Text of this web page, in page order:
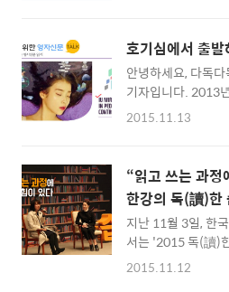
이 생존에 필수적이
게 우리의 대표 음
김치를 담그는 김
정도로 중..
그 어떤 영화에서도
니다. 가히 우리 삶
통섭되고 있는 상황
서도 모바일의 특
점점 더 큰 영향력
그 화려함 뒤에서
코드커팅 같은 암울
져 가고 있습니다.
2014년부터..
호기심에서 출
안녕하세요, 다독
기자입니다. 2013
31편의 영자신문
되어 매우 반갑고
사실 영자신문 읽
의 대부분을 꽤 자
영자신문의 구조와
자세한 설명을 드렸
해서 원래 목표로
2015.11.13
“읽고 쓰는 과
한강의 독(讀)한
지난 11월 3일, 한
서는 '2015 독(讀)
니다. 이번 강연의
2015.11.12